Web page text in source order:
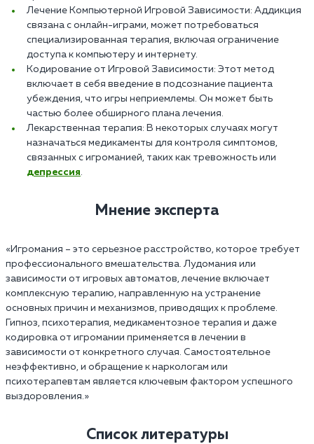
Лечение Компьютерной Игровой Зависимости: Аддикция
связана с онлайн-играми, может потребоваться
специализированная терапия, включая ограничение
доступа к компьютеру и интернету.
Кодирование от Игровой Зависимости: Этот метод
включает в себя введение в подсознание пациента
убеждения, что игры неприемлемы. Он может быть
частью более обширного плана лечения.
Лекарственная терапия: В некоторых случаях могут
назначаться медикаменты для контроля симптомов,
связанных с игроманией, таких как тревожность или
депрессия.
Мнение эксперта
«Игромания – это серьезное расстройство, которое требует
профессионального вмешательства. Лудомания или
зависимости от игровых автоматов, лечение включает
комплексную терапию, направленную на устранение
основных причин и механизмов, приводящих к проблеме.
Гипноз, психотерапия, медикаментозное терапия и даже
кодировка от игромании применяется в лечении в
зависимости от конкретного случая. Самостоятельное
неэффективно, и обращение к наркологам или
психотерапевтам является ключевым фактором успешного
выздоровления.»
Список литературы